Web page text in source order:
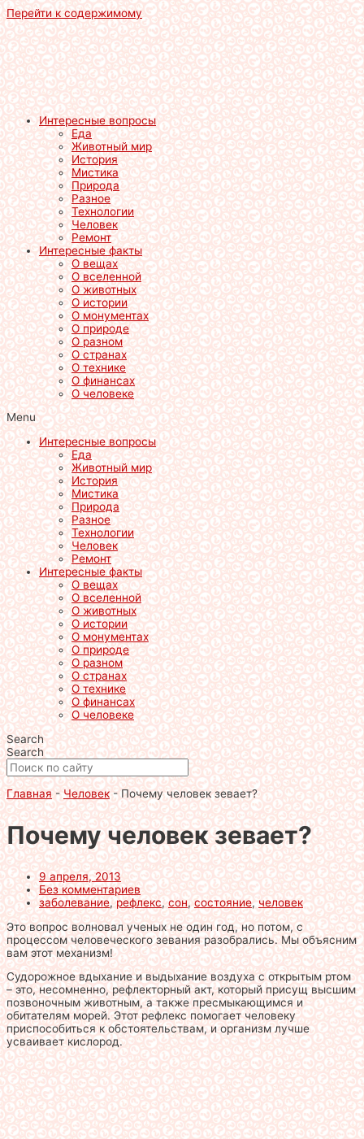
Перейти к содержимому
Интересные вопросы
Еда
Животный мир
История
Мистика
Природа
Разное
Технологии
Человек
Ремонт
Интересные факты
О вещах
О вселенной
О животных
О истории
О монументах
О природе
О разном
О странах
О технике
О финансах
О человеке
Menu
Интересные вопросы
Еда
Животный мир
История
Мистика
Природа
Разное
Технологии
Человек
Ремонт
Интересные факты
О вещах
О вселенной
О животных
О истории
О монументах
О природе
О разном
О странах
О технике
О финансах
О человеке
Search
Search
Главная-Человек-Почему человек зевает?
Почему человек зевает?
9 апреля, 2013
Без комментариев
заболевание,рефлекс,сон,состояние,человек
Это вопрос волновал ученых не один год, но потом, с
процессом человеческого зевания разобрались. Мы объясним
вам этот механизм!
Судорожное вдыхание и выдыхание воздуха с открытым ртом
– это, несомненно, рефлекторный акт, который присущ высшим
позвоночным животным, а также пресмыкающимся и
обитателям морей. Этот рефлекс помогает человеку
приспособиться к обстоятельствам, и организм лучше
усваивает кислород.